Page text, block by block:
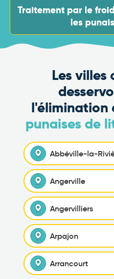
Traitement par le
les
Les villes
l'élimination
punaises de
Abbéville-la-
Angerville
Angervilliers
Arpajon
Arrancourt